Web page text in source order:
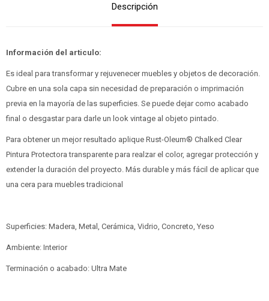
Descripción
Información del articulo:
Es ideal para transformar y rejuvenecer muebles y objetos de decoración.
Cubre en una sola capa sin necesidad de preparación o imprimación
previa en la mayoría de las superficies. Se puede dejar como acabado
final o desgastar para darle un look vintage al objeto pintado.
Para obtener un mejor resultado aplique Rust-Oleum® Chalked Clear
Pintura Protectora transparente para realzar el color, agregar protección y
extender la duración del proyecto. Más durable y más fácil de aplicar que
una cera para muebles tradicional
Superficies: Madera, Metal, Cerámica, Vidrio, Concreto, Yeso
Ambiente: Interior
Terminación o acabado: Ultra Mate